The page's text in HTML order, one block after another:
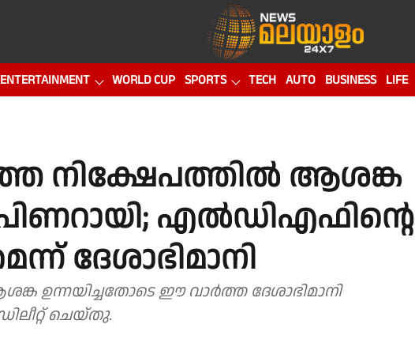
ENTERTAINMENT WORLD CUP SPORTS TECH AUTO BUSINESS LIFE
നിക്ഷേപത്തിൽ ആശങ്ക
പിണറായി; എൽഡിഎഫിൻ്റെ
ദേശാഭിമാനി
ഉന്നയിച്ചതോടെ ഈ വാർത്ത ദേശാഭിമാനി
ചെയ്തു.